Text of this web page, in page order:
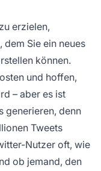
erzielen,
dem Sie ein neues
können.
und hoffen,
– aber es ist
generieren, denn
Tweets
Nutzer oft, wie
ob jemand, den